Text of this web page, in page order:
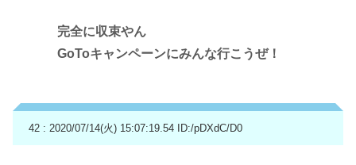
完全に収束やん
GoToキャンペーンにみんな行こうぜ！
42 : 2020/07/14(火) 15:07:19.54 ID:/pDXdC/D0